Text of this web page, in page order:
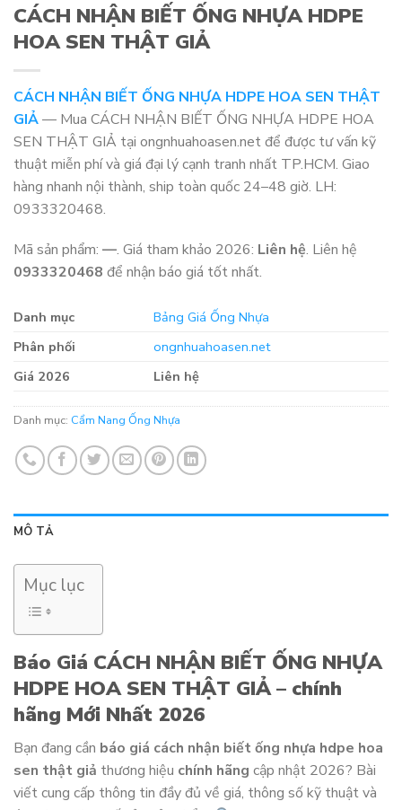
CÁCH NHẬN BIẾT ỐNG NHỰA HDPE
HOA SEN THẬT GIẢ
CÁCH NHẬN BIẾT ỐNG NHỰA HDPE HOA SEN THẬT
GIẢ— Mua CÁCH NHẬN BIẾT ỐNG NHỰA HDPE HOA
SEN THẬT GIẢ tại ongnhuahoasen.net để được tư vấn kỹ
thuật miễn phí và giá đại lý cạnh tranh nhất TP.HCM. Giao
hàng nhanh nội thành, ship toàn quốc 24–48 giờ. LH:
0933320468.
Mã sản phẩm: —. Giá tham khảo 2026: Liên hệ. Liên hệ
0933320468 để nhận báo giá tốt nhất.
Danh mục
Bảng Giá Ống Nhựa
Phân phối
ongnhuahoasen.net
Giá 2026
Liên hệ
Danh mục: Cẩm Nang Ống Nhựa
MÔ TẢ
Mục lục
Báo Giá CÁCH NHẬN BIẾT ỐNG NHỰA
HDPE HOA SEN THẬT GIẢ – chính
hãng Mới Nhất 2026
Bạn đang cần báo giá cách nhận biết ống nhựa hdpe hoa
sen thật giả thương hiệu chính hãng cập nhật 2026? Bài
viết cung cấp thông tin đầy đủ về giá, thông số kỹ thuật và